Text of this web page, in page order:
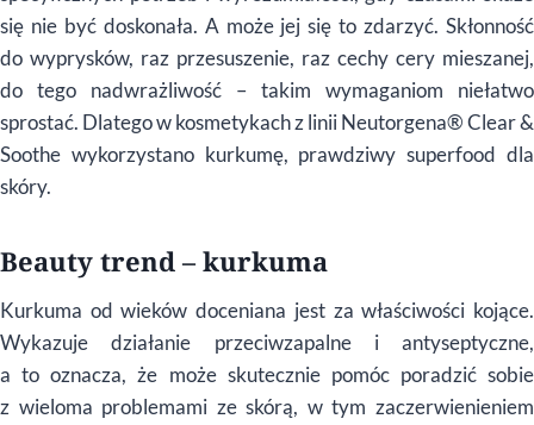
się nie być doskonała. A może jej się to zdarzyć. Skłonność
do wyprysków, raz przesuszenie, raz cechy cery mieszanej,
do tego nadwrażliwość – takim wymaganiom niełatwo
sprostać. Dlatego w kosmetykach z linii Neutorgena® Clear &
Soothe wykorzystano kurkumę, prawdziwy superfood dla
skóry.
Beauty trend – kurkuma
Kurkuma od wieków doceniana jest za właściwości kojące.
Wykazuje działanie przeciwzapalne i antyseptyczne,
a to oznacza, że może skutecznie pomóc poradzić sobie
z wieloma problemami ze skórą, w tym zaczerwienieniem